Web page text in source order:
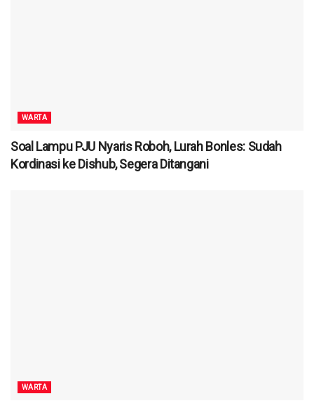
WARTA
Soal Lampu PJU Nyaris Roboh, Lurah Bonles: Sudah
Kordinasi ke Dishub, Segera Ditangani
WARTA